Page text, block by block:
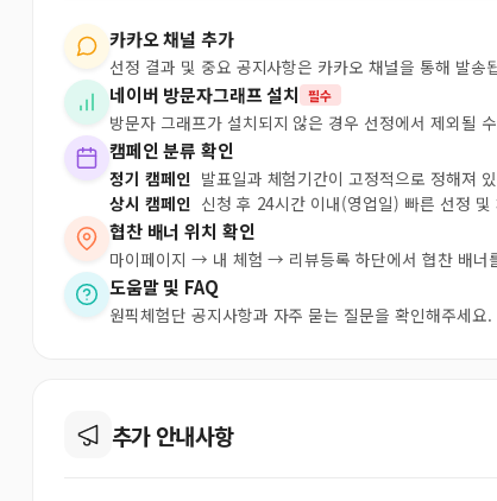
카카오 채널 추가
선정 결과 및 중요 공지사항은 카카오 채널을 통해 발
네이버 방문자그래프 설치 필수
방문자 그래프가 설치되지 않은 경우 선정에서 제외될
캠페인 분류 확인
정기 캠페인 발표일과 체험기간이 고정적으로 정해져
상시 캠페인 신청 후 24시간 이내(영업일) 빠른 선정 및
협찬 배너 위치 확인
마이페이지 → 내 체험 → 리뷰등록 하단에서 협찬 배너
도움말 및 FAQ
원픽체험단 공지사항과 자주 묻는 질문을 확인해주세요.
추가 안내사항